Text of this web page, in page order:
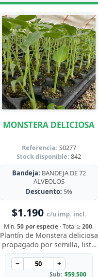
MONSTERA DELICIOSA
Referencia: S0277
Stock disponible: 842
Bandeja: BANDEJA DE 72
ALVEOLOS
Descuento: 5%
$1.190 c/u imp. incl.
Mín.50 por especie · Total ≥200.
Plantín de Monstera deliciosa
propagado por semilla, listo
para trasplantar y ver crecer
sus icónicas hojas perforadas
…
− +
Sub: $59.500